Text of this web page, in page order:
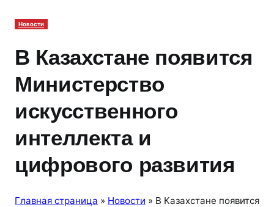
Новости
В Казахстане появится
Министерство
искусственного
интеллекта и
цифрового развития
Главная страница » Новости » В Казахстане появится